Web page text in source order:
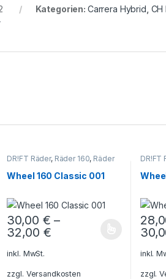
Kategorien: Carrera Hybrid CH
auf. Die Optionen können auf
DR!FT Räder, Räder 160, Räder
Wheel 160 Classic 001
30,00 € –
32,00 €
Dieses Produkt weist mehrere
inkl. MwSt.
zzgl. Versandkosten
DR!FT
inkl.
zzgl.